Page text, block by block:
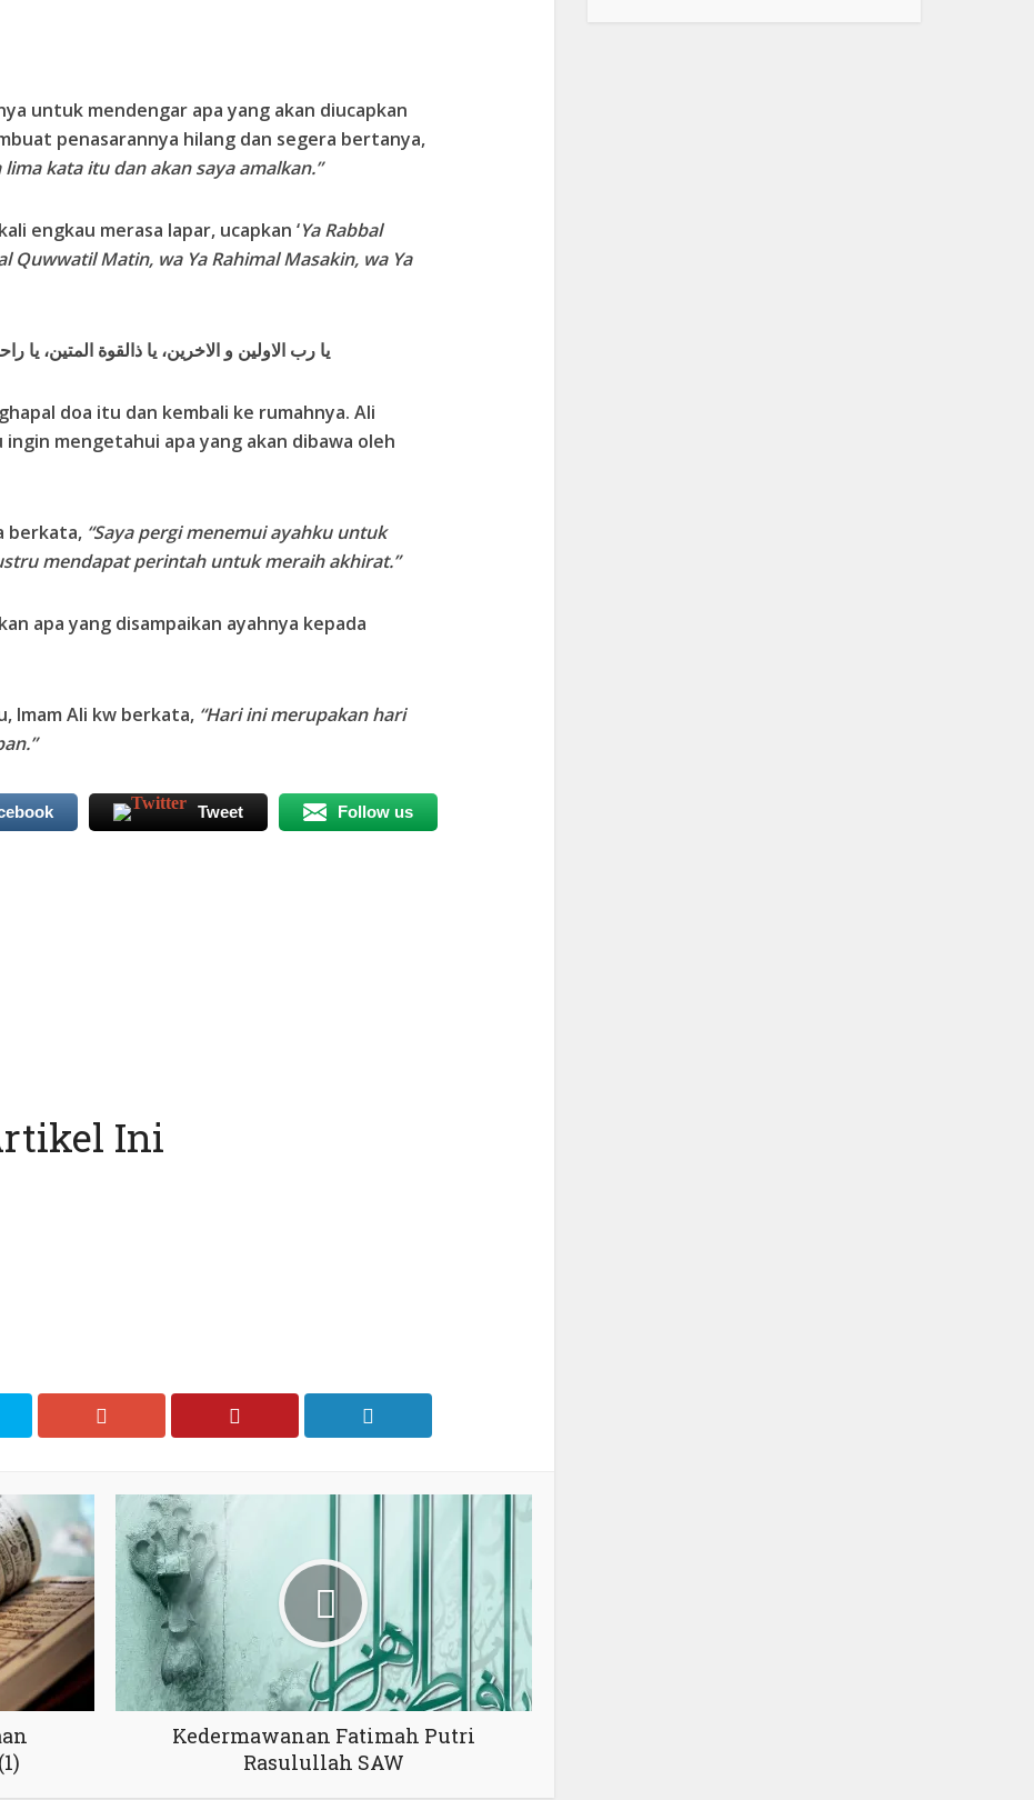
untuk mendengar apa yang akan diucapkan
penasarannya hilang dan segera bertanya,
kata itu dan akan saya amalkan.”
engkau merasa lapar, ucapkan ‘Ya Rabbal
Quwwatil Matin, wa Ya Rahimal Masakin, wa Ya
يا رب الاولين و الاخرين، يا ذالقوة المتين، يا
doa itu dan kembali ke rumahnya. Ali
mengetahui apa yang akan dibawa oleh
berkata, “Saya pergi menemui ayahku untuk
mendapat perintah untuk meraih akhirat.”
apa yang disampaikan ayahnya kepada
Imam Ali kw berkata, “Hari ini merupakan hari
Tweet Follow us
Ini
Kedermawanan Fatimah Putri
Rasulullah SAW